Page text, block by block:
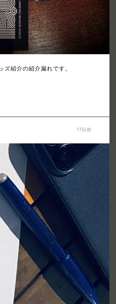
ズ紹介の紹介漏れです。
17日前